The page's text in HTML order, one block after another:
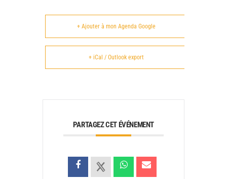
+ Ajouter à mon Agenda Google
+ iCal / Outlook export
PARTAGEZ CET ÉVÉNEMENT